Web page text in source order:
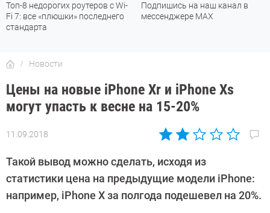
Топ-8 недорогих роутеров с Wi-
Fi 7: все «плюшки» последнего
стандарта
Подпишись на наш канал в
мессенджере МАХ
Новости
Цены на новые iPhone Xr и iPhone Xs
могут упасть к весне на 15-20%
11.09.2018
Автор:
Воробьев
Такой вывод можно сделать, исходя из
статистики цена на предыдущие модели iPhone:
например, iPhone X за полгода подешевел на 20%.